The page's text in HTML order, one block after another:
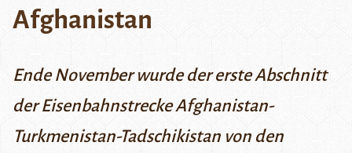
Afghanistan
Ende November wurde der erste Abschnitt
der Eisenbahnstrecke Afghanistan-
Turkmenistan-Tadschikistan von den